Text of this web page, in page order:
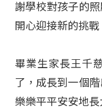
謝學校對孩子的
開心迎接新的挑戰
畢業生家長王千
了，成長到一個
樂樂平平安安地長